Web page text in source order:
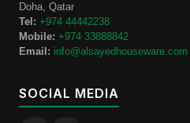
Doha, Qatar
Tel: +974 44442238
Mobile: +974 33888842
Email: info@alsayedhouseware.com
SOCIAL MEDIA